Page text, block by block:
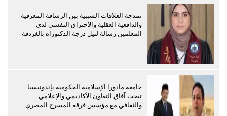
نمذجة العلاقات السببية بين الرشاقة المعرفية
والدافعية العقلية والاحتراق النفسي لدى
المعلمين رسالة لنيل درجة الدكتوراه بالغردقة
جامعة مادورا الإسلامية الحكومية بإندونيسيا
تبحث آفاق التعاون الأكاديمي والإعلامي
والثقافي مع مؤسس فرقة المسرح المصري